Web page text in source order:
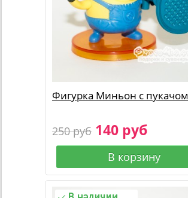
Фигурка Миньон с пукачом
250 руб 140 руб
В корзину